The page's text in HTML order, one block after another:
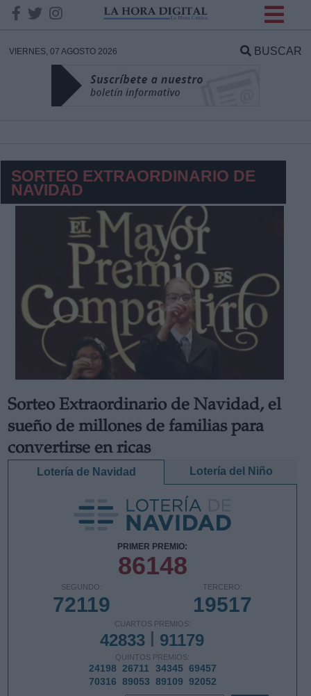
VIERNES, 07 AGOSTO 2026 BUSCAR
SORTEO EXTRAORDINARIO DE
NAVIDAD
Sorteo Extraordinario de Navidad, el
sueño de millones de familias para
convertirse en ricas
DATOS
Responsable:
Datos tratados:
Destinatarios:
Derechos:
link
Información adicional
link